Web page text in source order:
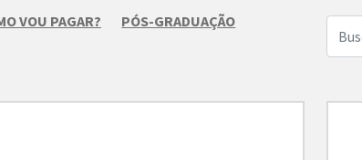
VOU PAGAR? PÓS-GRADUAÇÃO